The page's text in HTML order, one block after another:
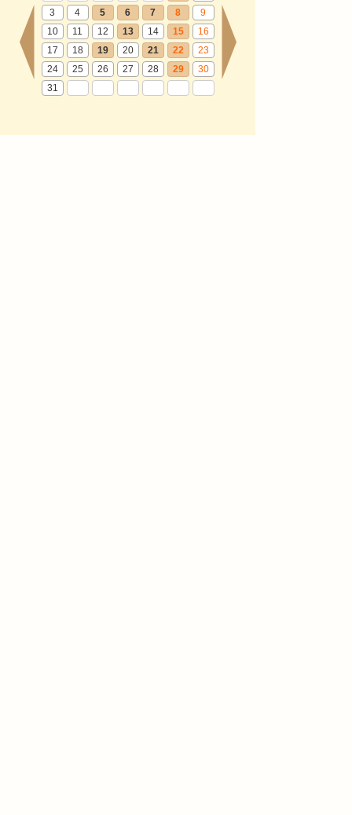
3
4 5 6 7 8
9
10
11 12 13 14 15
16
17
18 19 20 21 22
23
24
25 26 27 28 29
30
31